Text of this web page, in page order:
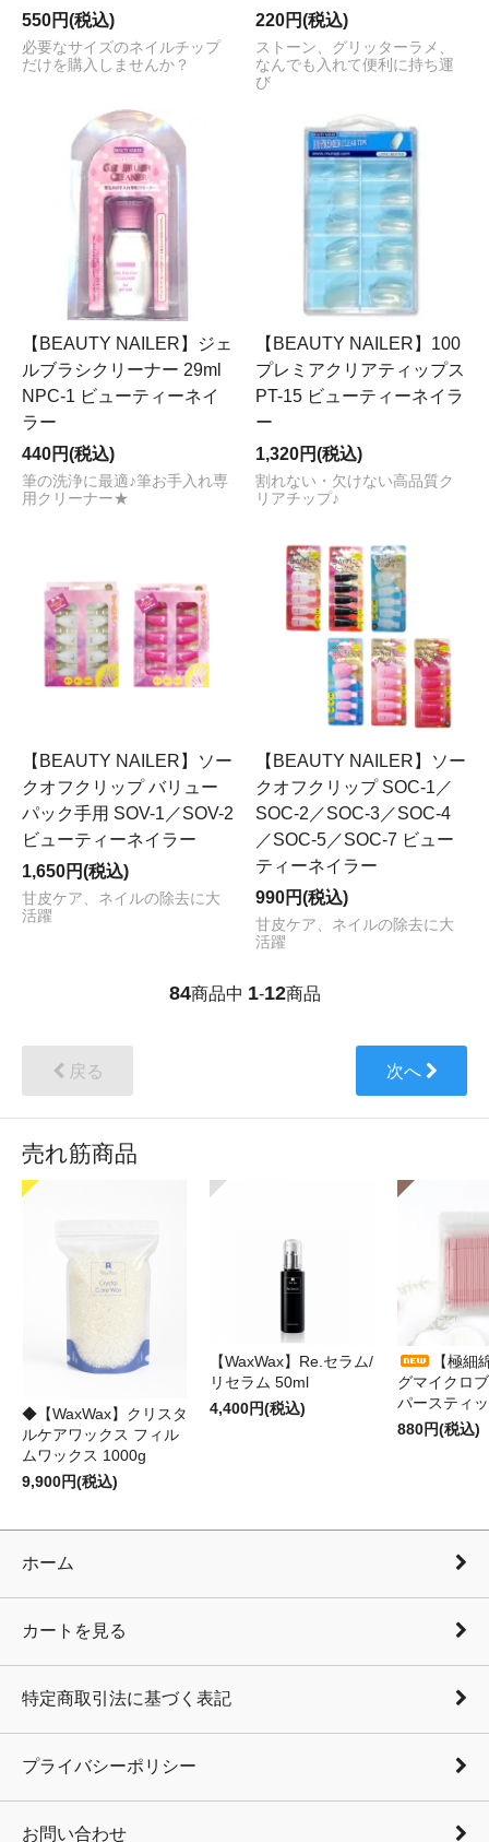
550円(税込)
必要なサイズのネイルチップ
だけを購入しませんか？
220円(税込)
ストーン、グリッターラメ、
なんでも入れて便利に持ち運
び
【BEAUTY NAILER】ジェ
ルブラシクリーナー 29ml
NPC-1 ビューティーネイ
ラー
440円(税込)
筆の洗浄に最適♪筆お手入れ専
用クリーナー★
【BEAUTY NAILER】100
プレミアクリアティップス
PT-15 ビューティーネイラ
ー
1,320円(税込)
割れない・欠けない高品質ク
リアチップ♪
【BEAUTY NAILER】ソー
クオフクリップ バリュー
パック手用 SOV-1／SOV-2
ビューティーネイラー
1,650円(税込)
甘皮ケア、ネイルの除去に大
活躍
【BEAUTY NAILER】ソー
クオフクリップ SOC-1／
SOC-2／SOC-3／SOC-4
／SOC-5／SOC-7 ビュー
ティーネイラー
990円(税込)
甘皮ケア、ネイルの除去に大
活躍
84商品中 1-12商品
戻る 次へ
売れ筋商品
◆【WaxWax】クリスタ
ルケアワックス フィル
ムワックス 1000g
9,900円(税込)
【WaxWax】Re.セラム/
リセラム 50ml
4,400円(税込)
【極細
グマイクロ
パースティ
880円(税込)
ホーム
カートを見る
特定商取引法に基づく表記
プライバシーポリシー
お問い合わせ